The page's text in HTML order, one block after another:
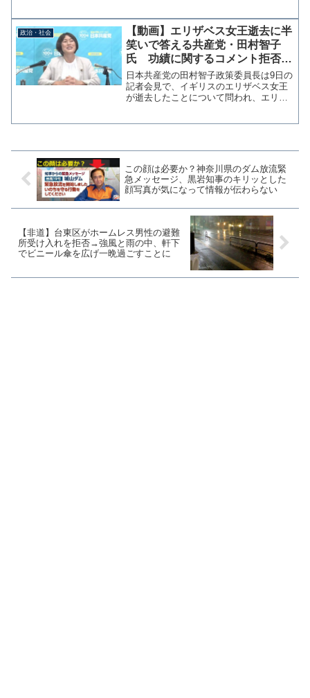
い詰めた選挙となった」と述べ、その成
果を強調した。第４回中...
政治・社会
【動画】エリザベス女王逝去に半
笑いで答える共産党・田村智子
氏 功績に関するコメント拒否、
渋々お悔み「ま、ご逝去というこ
とで」
日本共産党の田村智子政策委員長は9日の
記者会見で、イギリスのエリザベス女王
が逝去したことについて問われ、エリザ
この顔は必要か？神奈川県のダム放流緊
急メッセージ、黒岩知事のキリッとした
顔写真が気になって情報が伝わらない
【非道】台東区がホームレス男性の避難
所受け入れを拒否→強風と雨の中、軒下
でビニール傘を広げ一晩過ごすことに